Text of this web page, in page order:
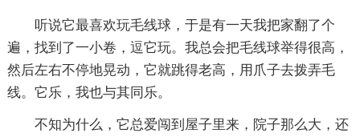
听说它最喜欢玩毛线球，于是有一天我把家翻了个
遍，找到了一小卷，逗它玩。我总会把毛线球举得很高，
然后左右不停地晃动，它就跳得老高，用爪子去拨弄毛
线。它乐，我也与其同乐。
不知为什么，它总爱闯到屋子里来，院子那么大，还